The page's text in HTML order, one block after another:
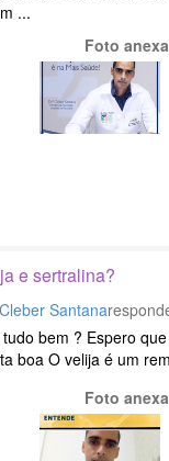
...
Foto anexa
e sertralina?
Santana
bem ? Espero
boa O velija é um
Foto anexa